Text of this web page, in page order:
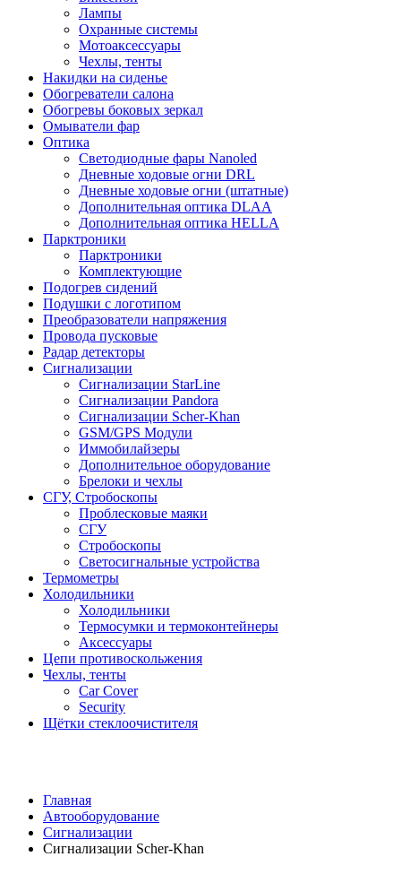
Лампы
Охранные системы
Мотоаксессуары
Чехлы, тенты
Накидки на сиденье
Обогреватели салона
Обогревы боковых зеркал
Омыватели фар
Оптика
Светодиодные фары Nanoled
Дневные ходовые огни DRL
Дневные ходовые огни (штатные)
Дополнительная оптика DLAA
Дополнительная оптика HELLA
Парктроники
Парктроники
Комплектующие
Подогрев сидений
Подушки с логотипом
Преобразователи напряжения
Провода пусковые
Радар детекторы
Сигнализации
Сигнализации StarLine
Сигнализации Pandora
Сигнализации Scher-Khan
GSM/GPS Модули
Иммобилайзеры
Дополнительное оборудование
Брелоки и чехлы
СГУ, Стробоскопы
Проблесковые маяки
СГУ
Стробоскопы
Светосигнальные устройства
Термометры
Холодильники
Холодильники
Термосумки и термоконтейнеры
Аксессуары
Цепи противоскольжения
Чехлы, тенты
Car Cover
Security
Щётки стеклоочистителя
Главная
Автооборудование
Сигнализации
Сигнализации Scher-Khan